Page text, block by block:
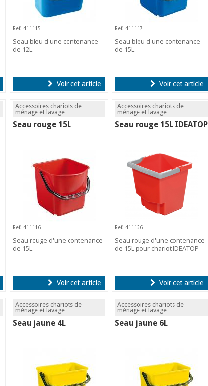
Ref. 411115
Seau bleu d'une contenance
de 12L.
Voir cet article
Ref. 411117
Seau bleu d'une contenance
de 15L.
Voir cet article
Accessoires chariots de
ménage et lavage
Seau rouge 15L
Ref. 411116
Seau rouge d'une contenance
de 15L.
Voir cet article
Accessoires chariots de
ménage et lavage
Seau rouge 15L IDEATOP
Ref. 411126
Seau rouge d'une contenance
de 15L pour chariot IDEATOP
Voir cet article
Accessoires chariots de
ménage et lavage
Seau jaune 4L
Accessoires chariots de
ménage et lavage
Seau jaune 6L